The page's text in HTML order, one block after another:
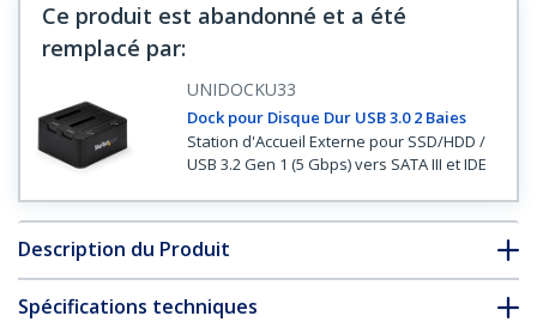
Ce produit est abandonné et a été
remplacé par:
UNIDOCKU33
Dock pour Disque Dur USB 3.0 2 Baies
Station d'Accueil Externe pour SSD/HDD /
USB 3.2 Gen 1 (5 Gbps) vers SATA III et IDE
Description du Produit
Spécifications techniques